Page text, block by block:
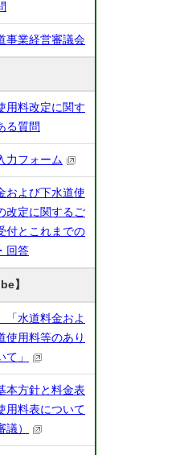
事業経営審議会
用料改定に関す
る質問
力フォーム
および下水道使
改定に関するご
付とこれまでの
回答
】
「水道料金およ
使用料等のあり
て」
本方針と料金表
用料表について
議）